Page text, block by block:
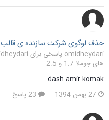
حذف لوگوی شرکت سازنده ی قالب
omidheydari پاسخی برای omidheydari در یک موضوع ارسال کرد در
های جوملا 1.7 و 2.5
dash amir komak
27 بهمن 1394